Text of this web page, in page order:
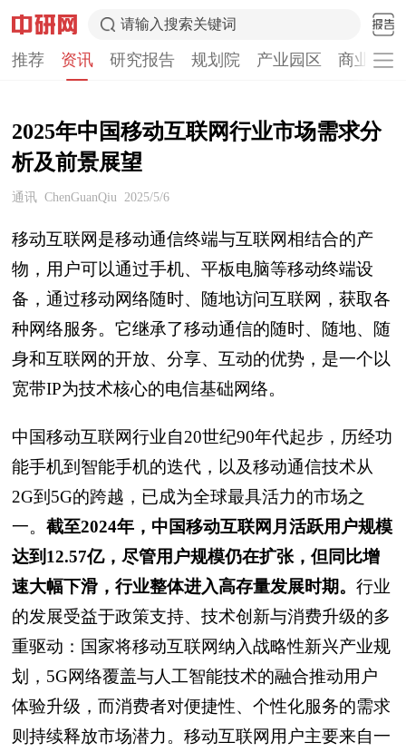
请输入搜索关键词
推荐 资讯 研究报告 规划院 产业园区 商业计
2025年中国移动互联网行业市场需求分
析及前景展望
通讯 ChenGuanQiu 2025/5/6
移动互联网是移动通信终端与互联网相结合的产
物，用户可以通过手机、平板电脑等移动终端设
备，通过移动网络随时、随地访问互联网，获取各
种网络服务。它继承了移动通信的随时、随地、随
身和互联网的开放、分享、互动的优势，是一个以
宽带IP为技术核心的电信基础网络。
中国移动互联网行业自20世纪90年代起步，历经功
能手机到智能手机的迭代，以及移动通信技术从
2G到5G的跨越，已成为全球最具活力的市场之
一。 截至2024年，中国移动互联网月活跃用户规模
达到12.57亿，尽管用户规模仍在扩张，但同比增
速大幅下滑，行业整体进入高存量发展时期。 行业
的发展受益于政策支持、技术创新与消费升级的多
重驱动：国家将移动互联网纳入战略性新兴产业规
划，5G网络覆盖与人工智能技术的融合推动用户
体验升级，而消费者对便捷性、个性化服务的需求
则持续释放市场潜力。移动互联网用户主要来自一